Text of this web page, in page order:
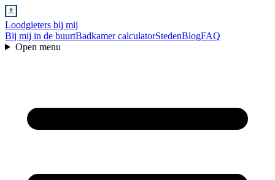
Loodgieters bij mij
Bij mij in de buurtBadkamer calculatorStedenBlogFAQ
Open menu